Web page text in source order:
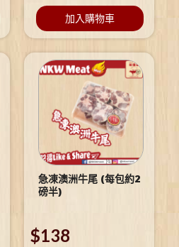
加入購物車
急凍澳洲牛尾 (每包約2
磅半)
$138